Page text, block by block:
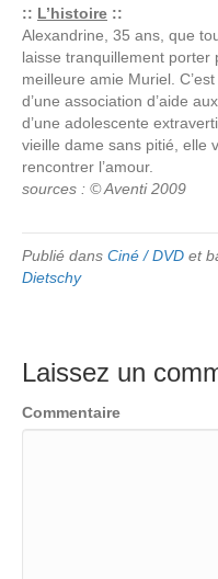
:: L’histoire ::
Alexandrine, 35 ans, que
laisse tranquillement porter
meilleure amie Muriel.
d’une association d’aide
d’une adolescente
vieille dame sans pitié, elle
rencontrer l’amour.
sources : © Aventi 2009
Publié dans Ciné / DVD et
Dietschy
Laissez un
Commentaire